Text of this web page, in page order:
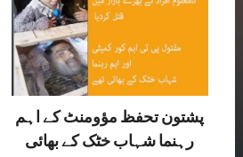
پشتون تحفظ مؤومنٹ کے اہم
رہنما شہاب خٹک کے بھائی